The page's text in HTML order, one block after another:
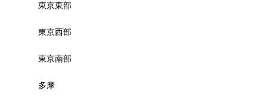
東京東部
東京西部
東京南部
多摩